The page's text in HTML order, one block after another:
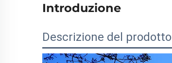
Introduzione
Descrizione del prodotto